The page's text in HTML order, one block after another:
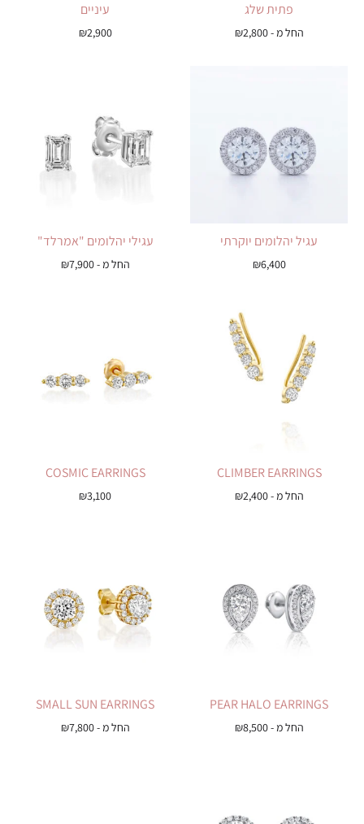
פתית שלג
החל מ - ₪2,800
עיניים
₪2,900
עגיל יהלומים יוקרתי
₪6,400
עגילי יהלומים "אמרלד"
החל מ - ₪7,900
CLIMBER EARRINGS
החל מ - ₪2,400
COSMIC EARRINGS
₪3,100
PEAR HALO EARRINGS
החל מ - ₪8,500
SMALL SUN EARRINGS
החל מ - ₪7,800